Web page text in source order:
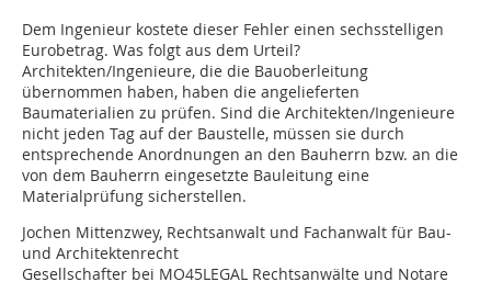
Dem Ingenieur kostete dieser Fehler einen sechsstelligen
Eurobetrag. Was folgt aus dem Urteil?
Architekten/Ingenieure, die die Bauoberleitung
übernommen haben, haben die angelieferten
Baumaterialien zu prüfen. Sind die Architekten/Ingenieure
nicht jeden Tag auf der Baustelle, müssen sie durch
entsprechende Anordnungen an den Bauherrn bzw. an die
von dem Bauherrn eingesetzte Bauleitung eine
Materialprüfung sicherstellen.
Jochen Mittenzwey, Rechtsanwalt und Fachanwalt für Bau-
und Architektenrecht
Gesellschafter bei MO45LEGAL Rechtsanwälte und Notare